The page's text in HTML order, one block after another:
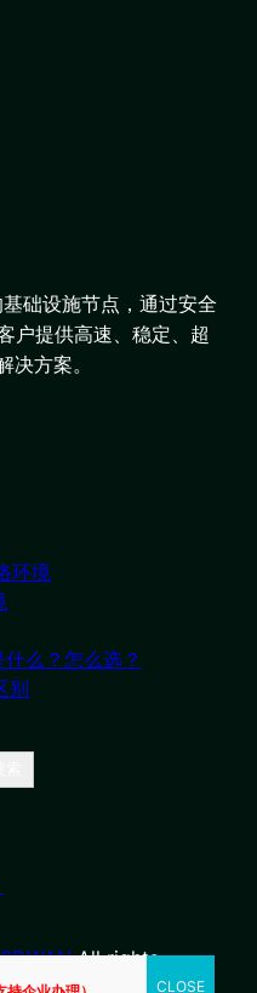
础设施节点，通过安全
户提供高速、稳定、超
方案。
环境
么？怎么选？
别
All rights